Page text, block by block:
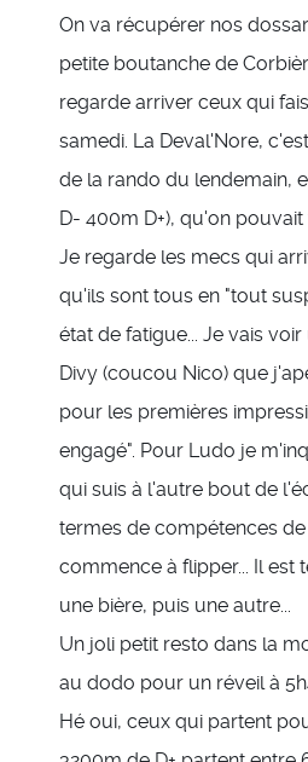
On va récupérer nos
petite boutanche de
regarde arriver ceux qui
samedi. La Deval'Nore,
de la rando du lendemain,
D- 400m D+), qu'on
Je regarde les mecs qui
qu'ils sont tous en "tout
état de fatigue... Je vais
Divy (coucou Nico) que
pour les premières
engagé". Pour Ludo je
qui suis à l'autre bout de
termes de compétences
commence à flipper... Il est
une bière, puis une autre...
Un joli petit resto dans la
au dodo pour un réveil à
Hé oui, ceux qui partent